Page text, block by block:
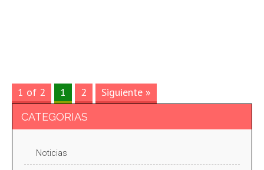
1 of 2 1 2 Siguiente »
CATEGORIAS
Noticias